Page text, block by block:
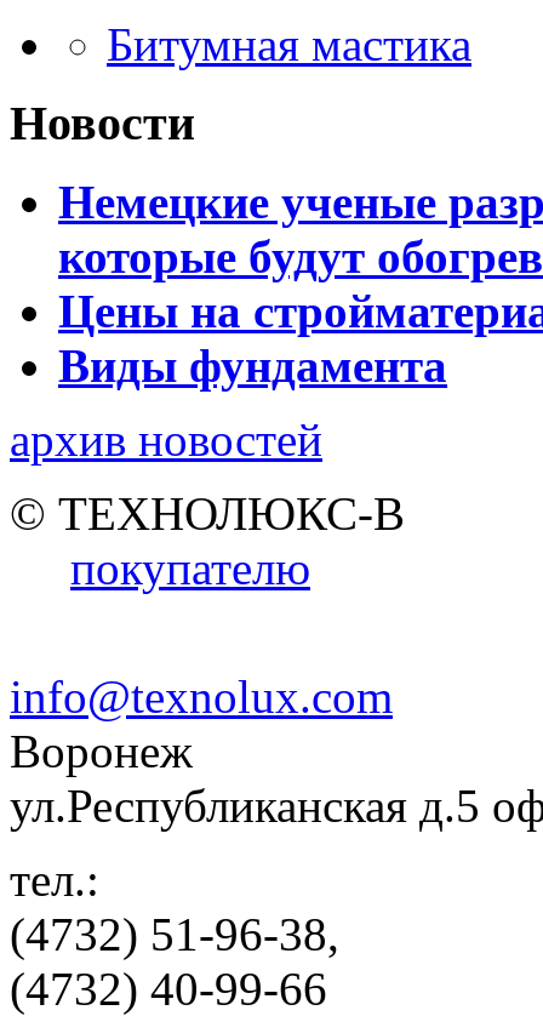
Битумная мастика
Новости
Немецкие ученые
которые будут
Цены на
Виды фундамента
архив новостей
© ТЕХНОЛЮКС-В
покупателю
info@texnolux.com
Воронеж
ул.Республиканская д.5
тел.:
(4732) 51-96-38,
(4732) 40-99-66